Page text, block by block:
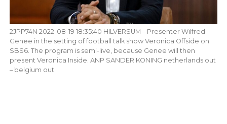
2JPP74N 2022-08-19 18:35:40 HILVERSUM – Presenter Wilfred
Genee in the setting of football talk show Veronica Offside on
SBS6. The program is semi-live, because Genee will then
present Veronica Inside. ANP SANDER KONING netherlands out
– belgium out